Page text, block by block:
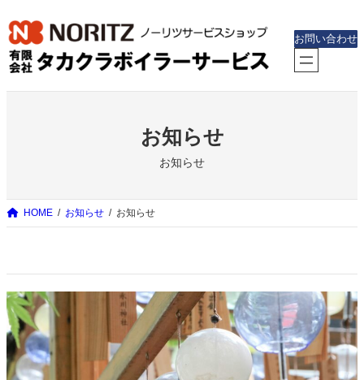
容
を
ス
キ
お問い合わせ
お知らせ
お知らせ
HOME お知らせ お知らせ